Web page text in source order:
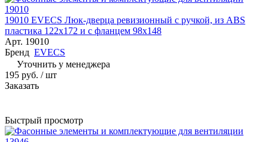
19010 EVECS Люк-дверца ревизионный с ручкой, из ABS
пластика 122х172 и с фланцем 98х148
Арт. 19010
Бренд EVECS
Уточнить у менеджера
195 руб. / шт
Заказать
Быстрый просмотр